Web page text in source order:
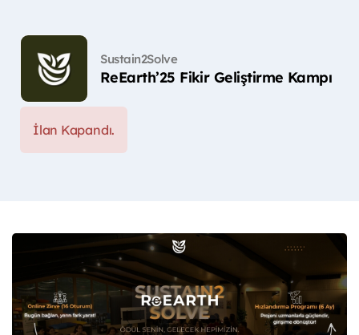
Sustain2Solve
ReEarth’25 Fikir Geliştirme Kampı
İlan Kapandı.